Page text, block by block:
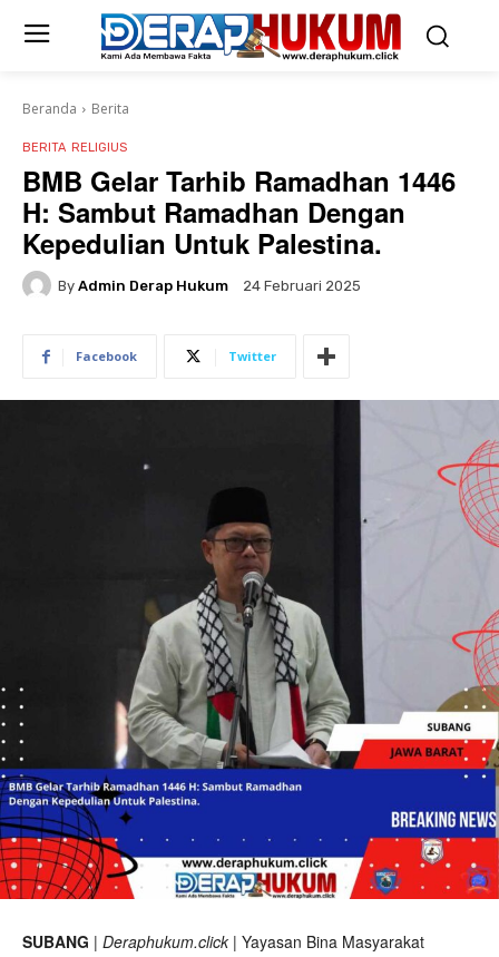
Beranda Berita
BERITA RELIGIUS
BMB Gelar Tarhib Ramadhan 1446
H: Sambut Ramadhan Dengan
Kepedulian Untuk Palestina.
By Admin Derap Hukum 24 Februari 2025
Facebook Twitter
SUBANG | Deraphukum.click | Yayasan Bina Masyarakat